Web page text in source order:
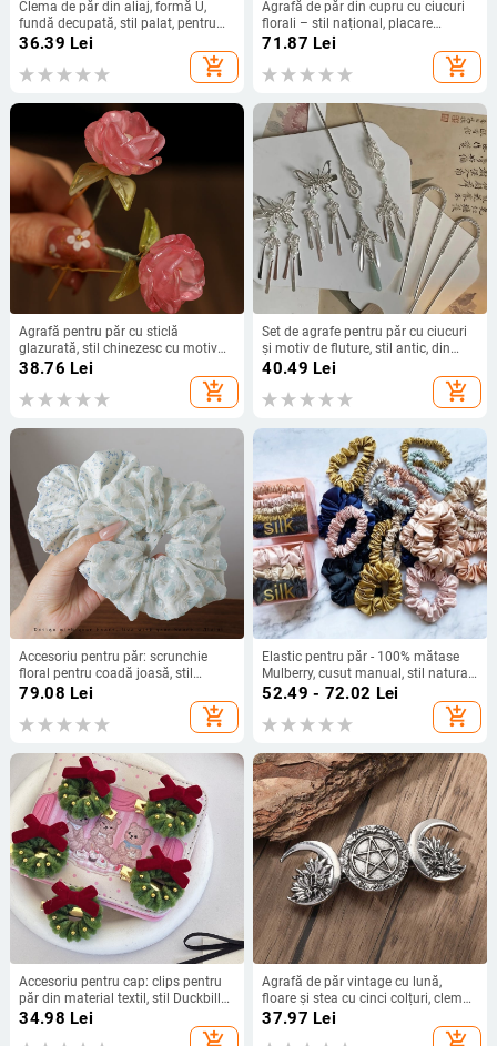
Clema de păr din aliaj, formă U,
fundă decupată, stil palat, pentru
coafuri zilnice
36.39 Lei
add_shopping_cart
Agrafă de păr din cupru cu ciucuri
florali – stil național, placare
electroplată
71.87 Lei
add_shopping_cart
Agrafă pentru păr cu sticlă
glazurată, stil chinezesc cu motiv
de floare — cod produs Gf728–fz,
38.76 Lei
add_shopping_cart
Set de agrafe pentru păr cu ciucuri
și motiv de fluture, stil antic, din
aliaj, formă de fundă, finisaj emailat
40.49 Lei
add_shopping_cart
Accesoriu pentru păr: scrunchie
floral pentru coadă joasă, stil
prințesă, proaspăt și dulce,
79.08 Lei
add_shopping_cart
Elastic pentru păr - 100% mătase
Mulberry, cusut manual, stil natural,
elasticitate ridicată, stil proaspăt și
52.49 - 72.02 Lei
add_shopping_cart
Accesoriu pentru cap: clips pentru
păr din material textil, stil Duckbill
Clip, retro franțuzesc, lucrat manual,
clips cu gură ascuțită, stil retro
34.98 Lei
Agrafă de păr vintage cu lună,
floare și stea cu cinci colțuri, clemă
cu arc, stil jazz, unisex; materiale:
aliaj și fier; inserție: aliaj de cupru
37.97 Lei